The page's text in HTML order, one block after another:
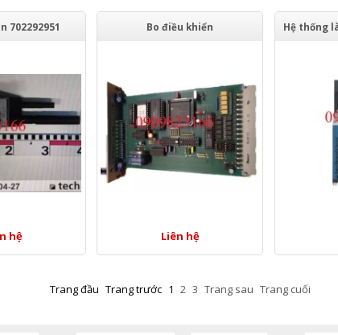
702292951
hệ
Bo điều khiển
Liên hệ
Trang đầu Trang trước 1 2 3 Trang sau Trang cuối